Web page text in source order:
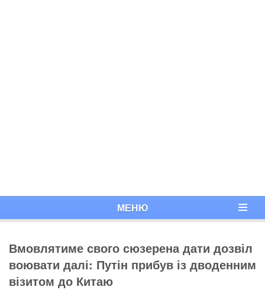
МЕНЮ
Вмовлятиме свого сюзерена дати дозвіл
воювати далі: Путін прибув із дводенним
візитом до Китаю